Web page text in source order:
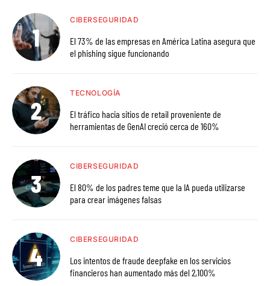
CIBERSEGURIDAD
El 73% de las empresas en América Latina asegura que
el phishing sigue funcionando
TECNOLOGÍA
El tráfico hacia sitios de retail proveniente de
herramientas de GenAI creció cerca de 160%
CIBERSEGURIDAD
El 80% de los padres teme que la IA pueda utilizarse
para crear imágenes falsas
CIBERSEGURIDAD
Los intentos de fraude deepfake en los servicios
financieros han aumentado más del 2,100%